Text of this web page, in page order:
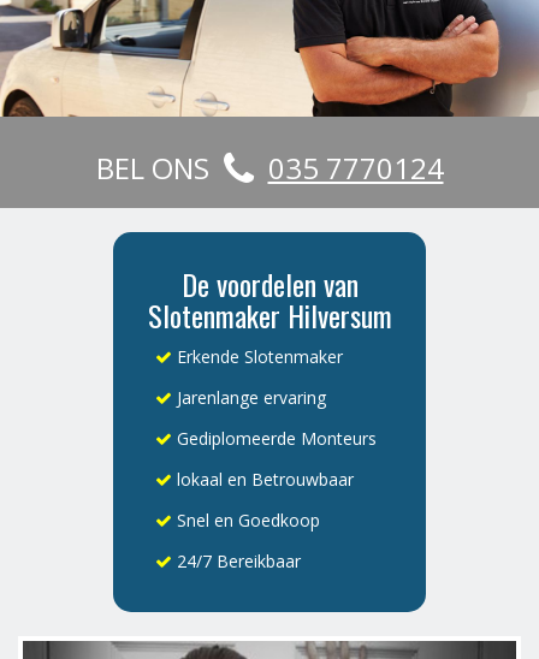
BEL ONS 035 7770124
De voordelen van
Slotenmaker Hilversum
Erkende Slotenmaker
Jarenlange ervaring
Gediplomeerde Monteurs
lokaal en Betrouwbaar
Snel en Goedkoop
24/7 Bereikbaar